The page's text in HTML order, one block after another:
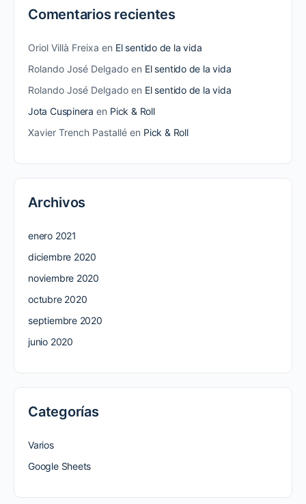
Comentarios recientes
Oriol Villà Freixa en El sentido de la vida
Rolando José Delgado en El sentido de la vida
Rolando José Delgado en El sentido de la vida
Jota Cuspinera en Pick & Roll
Xavier Trench Pastallé en Pick & Roll
Archivos
enero 2021
diciembre 2020
noviembre 2020
octubre 2020
septiembre 2020
junio 2020
Categorías
Varios
Google Sheets